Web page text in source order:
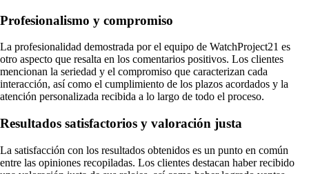
Profesionalismo y compromiso
La profesionalidad demostrada por el equipo de WatchProject21 es
otro aspecto que resalta en los comentarios positivos. Los clientes
mencionan la seriedad y el compromiso que caracterizan cada
interacción, así como el cumplimiento de los plazos acordados y la
atención personalizada recibida a lo largo de todo el proceso.
Resultados satisfactorios y valoración justa
La satisfacción con los resultados obtenidos es un punto en común
entre las opiniones recopiladas. Los clientes destacan haber recibido